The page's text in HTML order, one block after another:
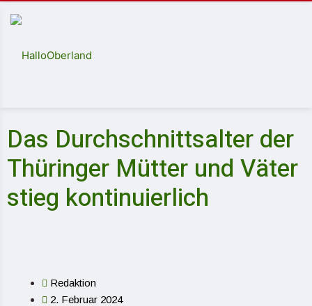
Das Durchschnittsalter der
Thüringer Mütter und Väter
stieg kontinuierlich
Redaktion
2. Februar 2024